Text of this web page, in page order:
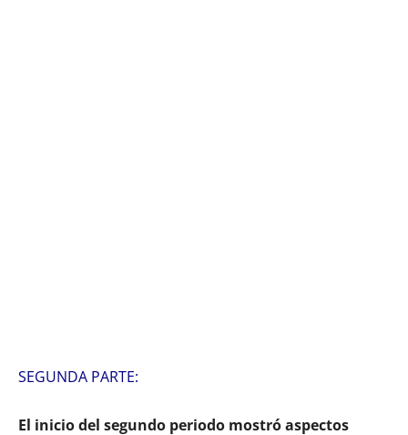
SEGUNDA PARTE:
El inicio del segundo periodo mostró aspectos